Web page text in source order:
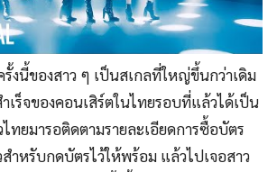
งนี้ของสาว ๆ เป็นสเกลที่ใหญ่ขึ้นกว่าเดิม
เร็จของคอนเสิร์ตในไทยรอบที่แล้วได้เป็น
ไทยมารอติดตามรายละเอียดการซื้อบัตร
ำหรับกดบัตรไว้ให้พร้อม แล้วไปเจอสาว